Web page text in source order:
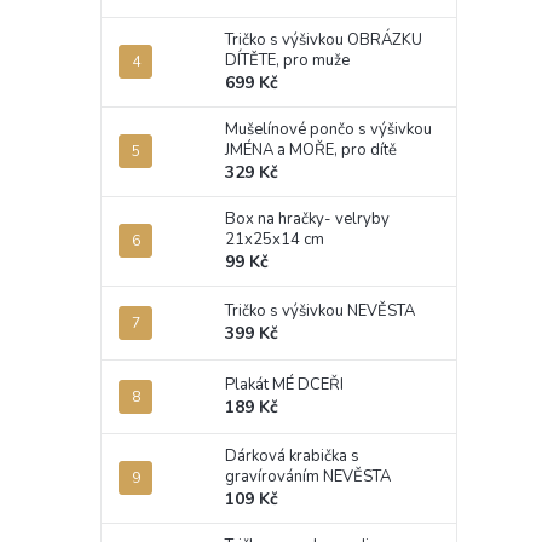
Tričko s výšivkou OBRÁZKU
DÍTĚTE, pro muže
699 Kč
Mušelínové pončo s výšivkou
JMÉNA a MOŘE, pro dítě
329 Kč
Box na hračky- velryby
21x25x14 cm
99 Kč
Tričko s výšivkou NEVĚSTA
399 Kč
Plakát MÉ DCEŘI
189 Kč
Dárková krabička s
gravírováním NEVĚSTA
109 Kč